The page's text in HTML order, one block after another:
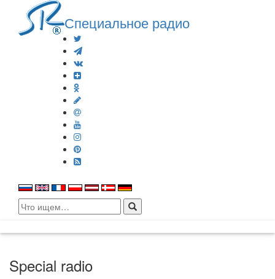
Специальное радио
Search
for:
Special radio